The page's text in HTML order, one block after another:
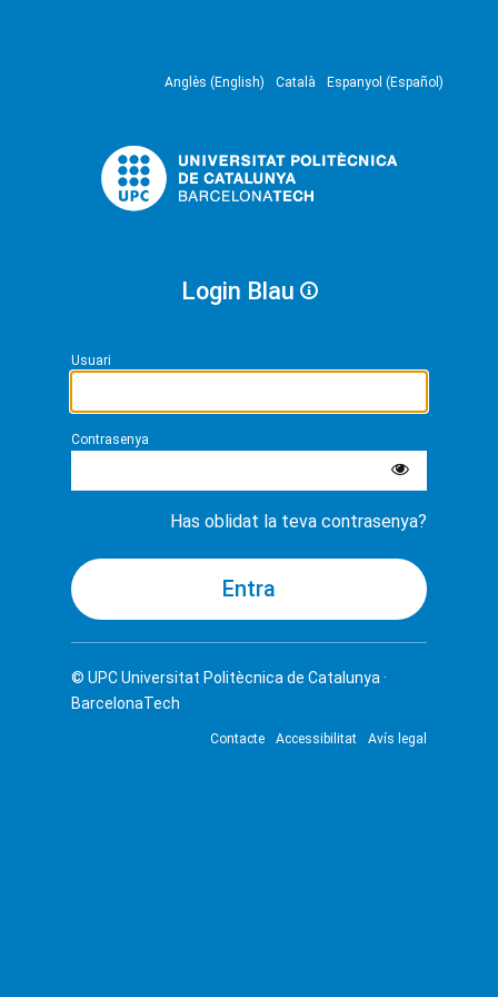
Anglès (English) Català Espanyol (Español)
Login Blau
Usuari
Contrasenya
Has oblidat la teva contrasenya?
© UPCUniversitat Politècnica de Catalunya ·
BarcelonaTech
Contacte Accessibilitat Avís legal